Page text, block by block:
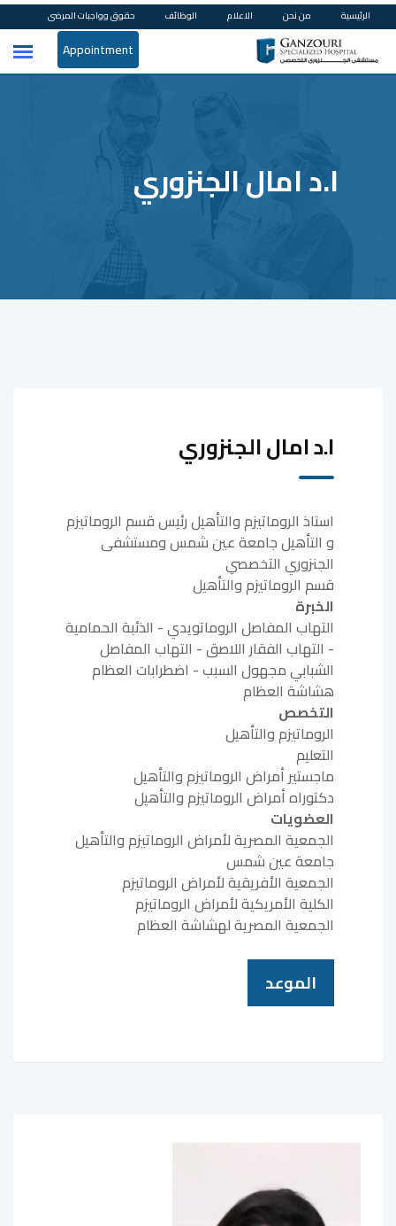
Skip
to
content
الرئيسية من نحن الاعلام الوظائف حقوق وواجبات المرضى
Appointment
ا.د امال الجنزوري
ا.د امال الجنزوري
استاذ الروماتيزم والتأهيل رئيس قسم الروماتيزم
و التأهيل جامعة عين شمس ومستشفى
الجنزوري التخصصي
قسم الروماتيزم والتأهيل
الخبرة
التهاب المفاصل الروماتويدي - الذئبة الحمامية
- التهاب الفقار اللاصق - التهاب المفاصل
الشبابي مجهول السبب - اضطرابات العظام
هشاشة العظام
التخصص
الروماتيزم والتأهيل
التعليم
ماجستير أمراض الروماتيزم والتأهيل
دكتوراه أمراض الروماتيزم والتأهيل
العضويات
الجمعية المصرية لأمراض الروماتيزم والتأهيل
جامعة عين شمس
الجمعية الأفريقية لأمراض الروماتيزم
الكلية الأمريكية لأمراض الروماتيزم
الجمعية المصرية لهشاشة العظام
الموعد